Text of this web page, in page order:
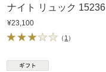
ナイト リュック 15236
¥23,100
（ 1 ）